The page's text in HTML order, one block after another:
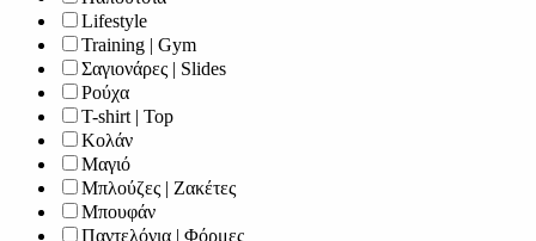
Lifestyle
Training | Gym
Σαγιονάρες | Slides
Ρούχα
T-shirt | Top
Κολάν
Μαγιό
Μπλούζες | Ζακέτες
Μπουφάν
Παντελόνια | Φόρμες